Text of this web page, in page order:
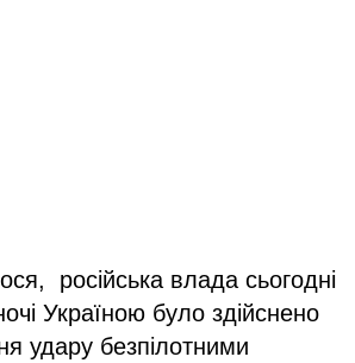
російська влада сьогодні
Україною було здійснено
удару безпілотними